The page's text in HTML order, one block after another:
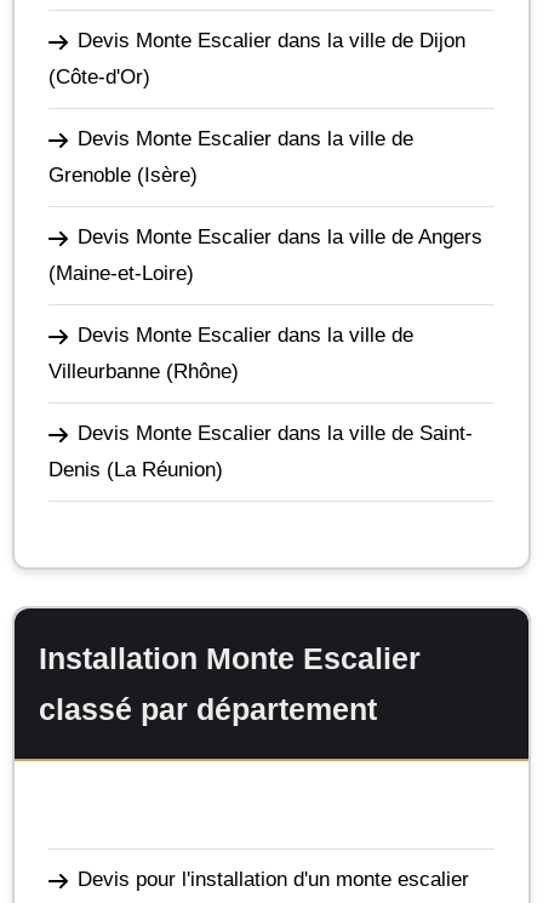
Devis Monte Escalier dans la ville de Dijon
(Côte-d'Or)
Devis Monte Escalier dans la ville de
Grenoble (Isère)
Devis Monte Escalier dans la ville de Angers
(Maine-et-Loire)
Devis Monte Escalier dans la ville de
Villeurbanne (Rhône)
Devis Monte Escalier dans la ville de Saint-
Denis (La Réunion)
Installation Monte Escalier
classé par département
Devis pour l'installation d'un monte escalier